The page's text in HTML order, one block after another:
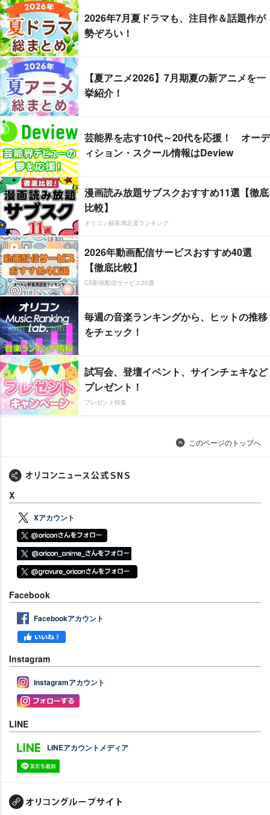
2026年7月夏ドラマも、注目作＆話題作が
勢ぞろい！
【夏アニメ2026】7月期夏の新アニメを一
挙紹介！
芸能界を志す10代～20代を応援！ オーデ
ィション・スクール情報はDeview
漫画読み放題サブスクおすすめ11選【徹底
比較】
オリコン顧客満足度ランキング
2026年動画配信サービスおすすめ40選
【徹底比較】
CS動画配信サービス20選
毎週の音楽ランキングから、ヒットの推移
をチェック！
試写会、登壇イベント、サインチェキなど
プレゼント！
プレゼント特集
このページのトップへ
X
Xアカウント
Facebook
Facebookアカウント
Instagram
Instagramアカウント
LINE
LINEアカウントメディア